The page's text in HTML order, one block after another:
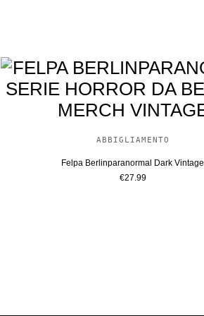
ABBIGLIAMENTO
Felpa Berlinparanormal Dark Vintage
€27.99